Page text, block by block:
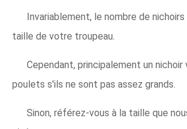
Invariablement, le nombre de
taille de votre troupeau.
Cependant, principalement un nichoir
poulets s'ils ne sont pas assez grands.
Sinon, référez-vous à la taille que